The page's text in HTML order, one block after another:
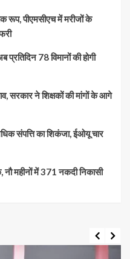
रूप, पीएमसीएच में मरीजों के
78 विमानों की होगी
सरकार ने शिक्षकों की मांगों के आगे
संपत्ति का शिकंजा, ईओयू चार
नौ महीनों में 371 नकदी निकासी